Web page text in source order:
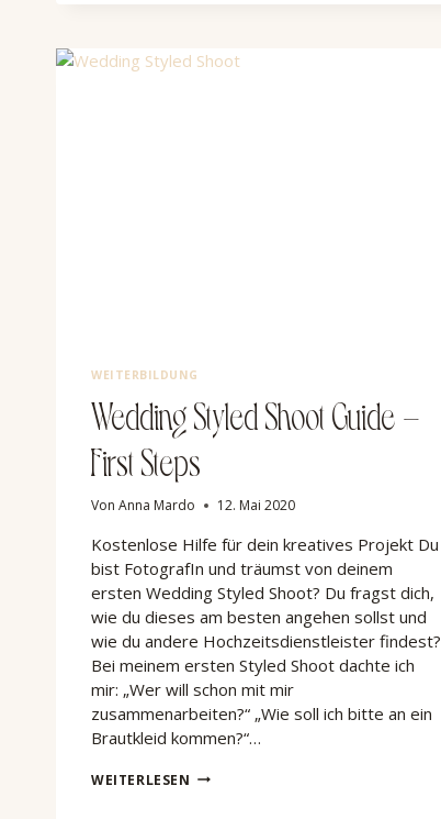
WEITERBILDUNG
Wedding Styled Shoot Guide –
First Steps
Von Anna Mardo 12. Mai 2020
Kostenlose Hilfe für dein kreatives Projekt Du
bist FotografIn und träumst von deinem
ersten Wedding Styled Shoot? Du fragst dich,
wie du dieses am besten angehen sollst und
wie du andere Hochzeitsdienstleister findest?
Bei meinem ersten Styled Shoot dachte ich
mir: „Wer will schon mit mir
zusammenarbeiten?“ „Wie soll ich bitte an ein
Brautkleid kommen?“…
WEITERLESEN WEDDING